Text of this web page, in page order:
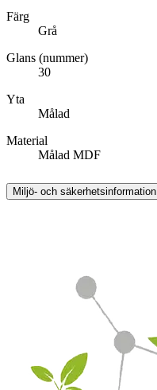
Färg
Grå
Glans (nummer)
30
Yta
Målad
Material
Målad MDF
Miljö- och säkerhetsinformation